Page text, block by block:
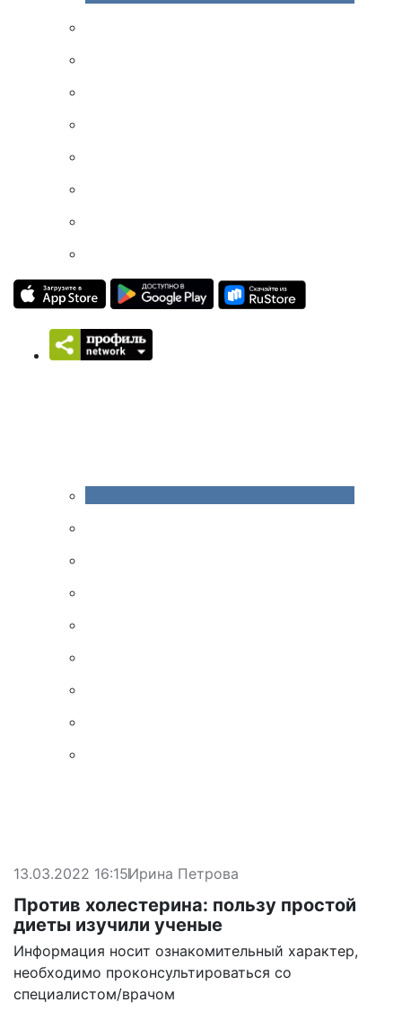
13.03.2022 16:15Ирина Петрова
Против холестерина: пользу простой
диеты изучили ученые
Информация носит ознакомительный характер,
необходимо проконсультироваться со
специалистом/врачом